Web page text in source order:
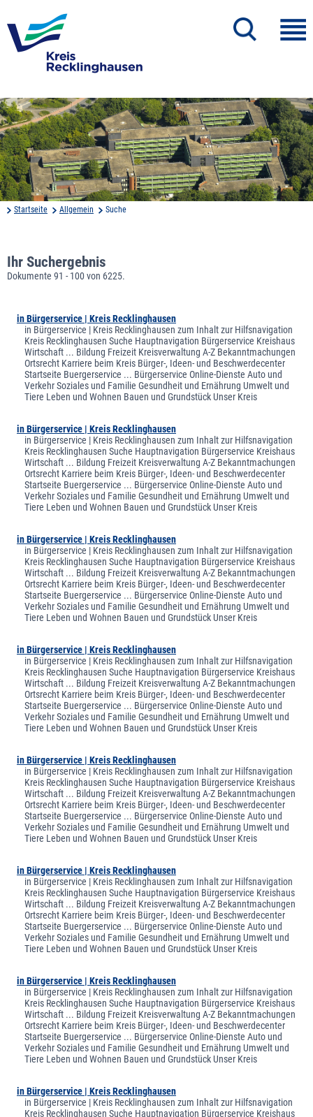
Startseite Allgemein Suche
Ihr Suchergebnis
Dokumente 91 - 100 von 6225.
in Bürgerservice | Kreis Recklinghausen
in Bürgerservice | Kreis Recklinghausen zum Inhalt zur Hilfsnavigation
Kreis Recklinghausen Suche Hauptnavigation Bürgerservice Kreishaus
Wirtschaft ... Bildung Freizeit Kreisverwaltung A-Z Bekanntmachungen
Ortsrecht Karriere beim Kreis Bürger-, Ideen- und Beschwerdecenter
Startseite Buergerservice ... Bürgerservice Online-Dienste Auto und
Verkehr Soziales und Familie Gesundheit und Ernährung Umwelt und
Tiere Leben und Wohnen Bauen und Grundstück Unser Kreis
in Bürgerservice | Kreis Recklinghausen
in Bürgerservice | Kreis Recklinghausen zum Inhalt zur Hilfsnavigation
Kreis Recklinghausen Suche Hauptnavigation Bürgerservice Kreishaus
Wirtschaft ... Bildung Freizeit Kreisverwaltung A-Z Bekanntmachungen
Ortsrecht Karriere beim Kreis Bürger-, Ideen- und Beschwerdecenter
Startseite Buergerservice ... Bürgerservice Online-Dienste Auto und
Verkehr Soziales und Familie Gesundheit und Ernährung Umwelt und
Tiere Leben und Wohnen Bauen und Grundstück Unser Kreis
in Bürgerservice | Kreis Recklinghausen
in Bürgerservice | Kreis Recklinghausen zum Inhalt zur Hilfsnavigation
Kreis Recklinghausen Suche Hauptnavigation Bürgerservice Kreishaus
Wirtschaft ... Bildung Freizeit Kreisverwaltung A-Z Bekanntmachungen
Ortsrecht Karriere beim Kreis Bürger-, Ideen- und Beschwerdecenter
Startseite Buergerservice ... Bürgerservice Online-Dienste Auto und
Verkehr Soziales und Familie Gesundheit und Ernährung Umwelt und
Tiere Leben und Wohnen Bauen und Grundstück Unser Kreis
in Bürgerservice | Kreis Recklinghausen
in Bürgerservice | Kreis Recklinghausen zum Inhalt zur Hilfsnavigation
Kreis Recklinghausen Suche Hauptnavigation Bürgerservice Kreishaus
Wirtschaft ... Bildung Freizeit Kreisverwaltung A-Z Bekanntmachungen
Ortsrecht Karriere beim Kreis Bürger-, Ideen- und Beschwerdecenter
Startseite Buergerservice ... Bürgerservice Online-Dienste Auto und
Verkehr Soziales und Familie Gesundheit und Ernährung Umwelt und
Tiere Leben und Wohnen Bauen und Grundstück Unser Kreis
in Bürgerservice | Kreis Recklinghausen
in Bürgerservice | Kreis Recklinghausen zum Inhalt zur Hilfsnavigation
Kreis Recklinghausen Suche Hauptnavigation Bürgerservice Kreishaus
Wirtschaft ... Bildung Freizeit Kreisverwaltung A-Z Bekanntmachungen
Ortsrecht Karriere beim Kreis Bürger-, Ideen- und Beschwerdecenter
Startseite Buergerservice ... Bürgerservice Online-Dienste Auto und
Verkehr Soziales und Familie Gesundheit und Ernährung Umwelt und
Tiere Leben und Wohnen Bauen und Grundstück Unser Kreis
in Bürgerservice | Kreis Recklinghausen
in Bürgerservice | Kreis Recklinghausen zum Inhalt zur Hilfsnavigation
Kreis Recklinghausen Suche Hauptnavigation Bürgerservice Kreishaus
Wirtschaft ... Bildung Freizeit Kreisverwaltung A-Z Bekanntmachungen
Ortsrecht Karriere beim Kreis Bürger-, Ideen- und Beschwerdecenter
Startseite Buergerservice ... Bürgerservice Online-Dienste Auto und
Verkehr Soziales und Familie Gesundheit und Ernährung Umwelt und
Tiere Leben und Wohnen Bauen und Grundstück Unser Kreis
in Bürgerservice | Kreis Recklinghausen
in Bürgerservice | Kreis Recklinghausen zum Inhalt zur Hilfsnavigation
Kreis Recklinghausen Suche Hauptnavigation Bürgerservice Kreishaus
Wirtschaft ... Bildung Freizeit Kreisverwaltung A-Z Bekanntmachungen
Ortsrecht Karriere beim Kreis Bürger-, Ideen- und Beschwerdecenter
Startseite Buergerservice ... Bürgerservice Online-Dienste Auto und
Verkehr Soziales und Familie Gesundheit und Ernährung Umwelt und
Tiere Leben und Wohnen Bauen und Grundstück Unser Kreis
in Bürgerservice | Kreis Recklinghausen
in Bürgerservice | Kreis Recklinghausen zum Inhalt zur Hilfsnavigation
Kreis Recklinghausen Suche Hauptnavigation Bürgerservice Kreishaus